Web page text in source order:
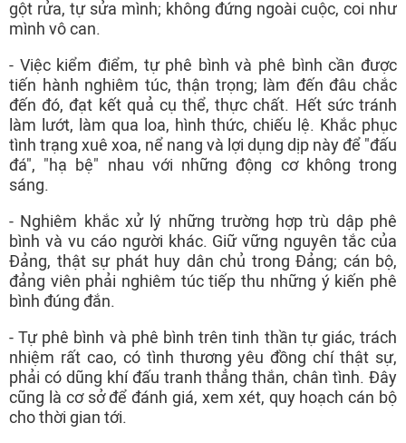
gột rửa, tự sửa mình; không đứng ngoài cuộc, coi như
mình vô can.
- Việc kiểm điểm, tự phê bình và phê bình cần được
tiến hành nghiêm túc, thận trọng; làm đến đâu chắc
đến đó, đạt kết quả cụ thể, thực chất. Hết sức tránh
làm lướt, làm qua loa, hình thức, chiếu lệ. Khắc phục
tình trạng xuê xoa, nể nang và lợi dụng dịp này để "đấu
đá", "hạ bệ" nhau với những động cơ không trong
sáng.
- Nghiêm khắc xử lý những trường hợp trù dập phê
bình và vu cáo người khác. Giữ vững nguyên tắc của
Đảng, thật sự phát huy dân chủ trong Đảng; cán bộ,
đảng viên phải nghiêm túc tiếp thu những ý kiến phê
bình đúng đắn.
- Tự phê bình và phê bình trên tinh thần tự giác, trách
nhiệm rất cao, có tình thương yêu đồng chí thật sự,
phải có dũng khí đấu tranh thẳng thắn, chân tình. Đây
cũng là cơ sở để đánh giá, xem xét, quy hoạch cán bộ
cho thời gian tới.